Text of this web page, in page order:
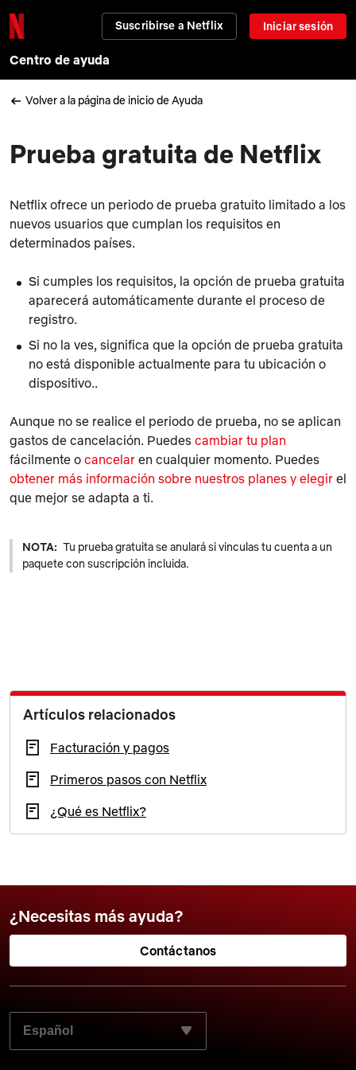
Suscribirse a Netflix Iniciar sesión
Centro de ayuda
Volver a la página de inicio de Ayuda
Prueba gratuita de Netflix
Netflix ofrece un periodo de prueba gratuito limitado a los
nuevos usuarios que cumplan los requisitos en
determinados países.
Si cumples los requisitos, la opción de prueba gratuita
aparecerá automáticamente durante el proceso de
registro.
Si no la ves, significa que la opción de prueba gratuita
no está disponible actualmente para tu ubicación o
dispositivo..
Aunque no se realice el periodo de prueba, no se aplican
gastos de cancelación. Puedes cambiar tu plan
fácilmente o cancelar en cualquier momento. Puedes
obtener más información sobre nuestros planes y elegir el
que mejor se adapta a ti.
NOTA: Tu prueba gratuita se anulará si vinculas tu cuenta a un
paquete con suscripción incluida.
Artículos relacionados
Facturación y pagos
Primeros pasos con Netflix
¿Qué es Netflix?
¿Necesitas más ayuda?
Contáctanos
ELIGE TU IDIOMA PREFERIDO: